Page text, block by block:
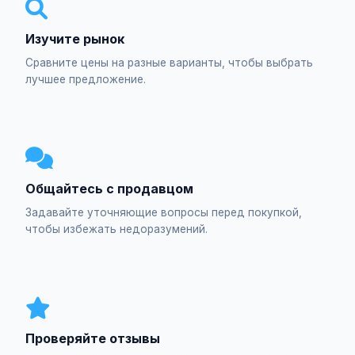
Изучите рынок
Сравните цены на разные варианты, чтобы выбрать
лучшее предложение.
Общайтесь с продавцом
Задавайте уточняющие вопросы перед покупкой,
чтобы избежать недоразумений.
Проверяйте отзывы